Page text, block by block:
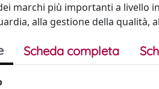
marchi più importanti a livello
alla gestione della qualità,
Scheda completa